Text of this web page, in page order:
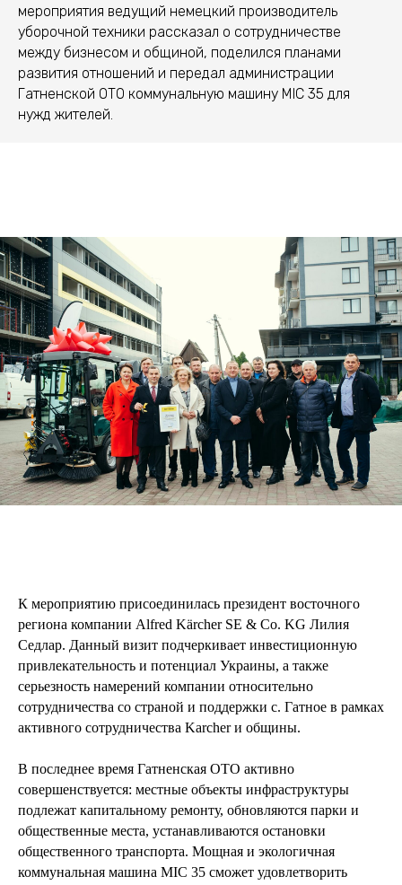
мероприятия ведущий немецкий производитель
уборочной техники рассказал о сотрудничестве
между бизнесом и общиной, поделился планами
развития отношений и передал администрации
Гатненской ОТО коммунальную машину MIC 35 для
нужд жителей.
К мероприятию присоединилась президент восточного
региона компании Alfred Kärcher SE & Co. KG Лилия
Седлар. Данный визит подчеркивает инвестиционную
привлекательность и потенциал Украины, а также
серьезность намерений компании относительно
сотрудничества со страной и поддержки с. Гатное в рамках
активного сотрудничества Karcher и общины.
В последнее время Гатненская ОТО активно
совершенствуется: местные объекты инфраструктуры
подлежат капитальному ремонту, обновляются парки и
общественные места, устанавливаются остановки
общественного транспорта. Мощная и экологичная
коммунальная машина MIC 35 сможет удовлетворить